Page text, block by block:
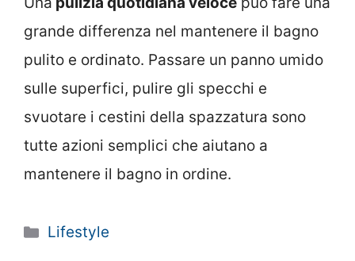
grande differenza nel mantenere il bagno
pulito e ordinato. Passare un panno umido
sulle superfici, pulire gli specchi e
svuotare i cestini della spazzatura sono
tutte azioni semplici che aiutano a
mantenere il bagno in ordine.
Categorie
Lifestyle